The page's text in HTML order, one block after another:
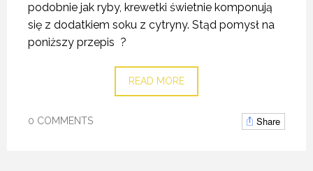
podobnie jak ryby, krewetki świetnie komponują
się z dodatkiem soku z cytryny. Stąd pomysł na
poniższy przepis ?
READ MORE
0 COMMENTS Share